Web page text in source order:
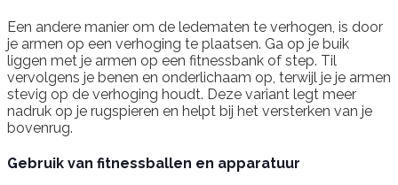
Een andere manier om de ledematen te verhogen, is door
je armen op een verhoging te plaatsen. Ga op je buik
liggen met je armen op een fitnessbank of step. Til
vervolgens je benen en onderlichaam op, terwijl je je armen
stevig op de verhoging houdt. Deze variant legt meer
nadruk op je rugspieren en helpt bij het versterken van je
bovenrug.
Gebruik van fitnessballen en apparatuur